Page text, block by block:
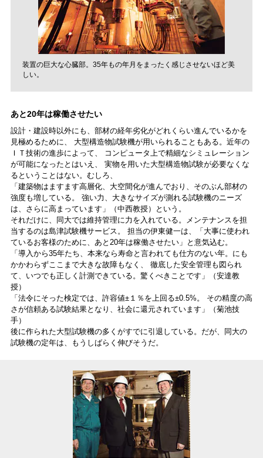
装置の巨大な心臓部。35年もの年月をまったく感じさせないほど美
しい。
あと20年は稼働させたい
設計・建設時以外にも、部材の経年劣化がどれくらい進んでいるかを
見極めるために、 大型構造物試験機が用いられることもある。近年の
ＩＴ技術の進歩によって、 コンピュータ上で精細なシミュレーション
が可能になったとはいえ、 実物を用いた大型構造物試験が必要なくな
るということはない。むしろ、
「建築物はますます高層化、大空間化が進んでおり、そのぶん部材の
強度も増している。 強い力、大きなサイズが測れる試験機のニーズ
は、さらに高まっています」（中西教授）という。
それだけに、同大では維持管理に力を入れている。メンテナンスを担
当するのは島津試験機サービス。 担当の伊東健一は、「大事に使われ
ているお客様のために、あと20年は稼働させたい」と意気込む。
「導入から35年たち、本来なら寿命と言われても仕方のない年。にも
かかわらずここまで大きな故障もなく、 徹底した安全管理も図られ
て、いつでも正しく計測できている。驚くべきことです」（安達教
授）
「法令にそった検定では、許容値±１％を上回る±0.5%。 その精度の高
さが信頼ある試験結果となり、社会に還元されています」（菊池技
手）
後に作られた大型試験機の多くがすでに引退している。だが、同大の
試験機の定年は、もうしばらく伸びそうだ。